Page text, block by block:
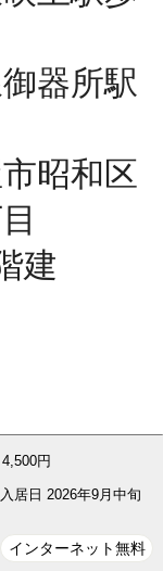
器所駅
昭和区
建
4,500円
入居日2026年9月中旬
インターネット無料